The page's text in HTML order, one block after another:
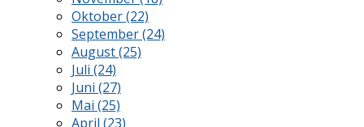
Oktober (22)
September (24)
August (25)
Juli (24)
Juni (27)
Mai (25)
April (23)